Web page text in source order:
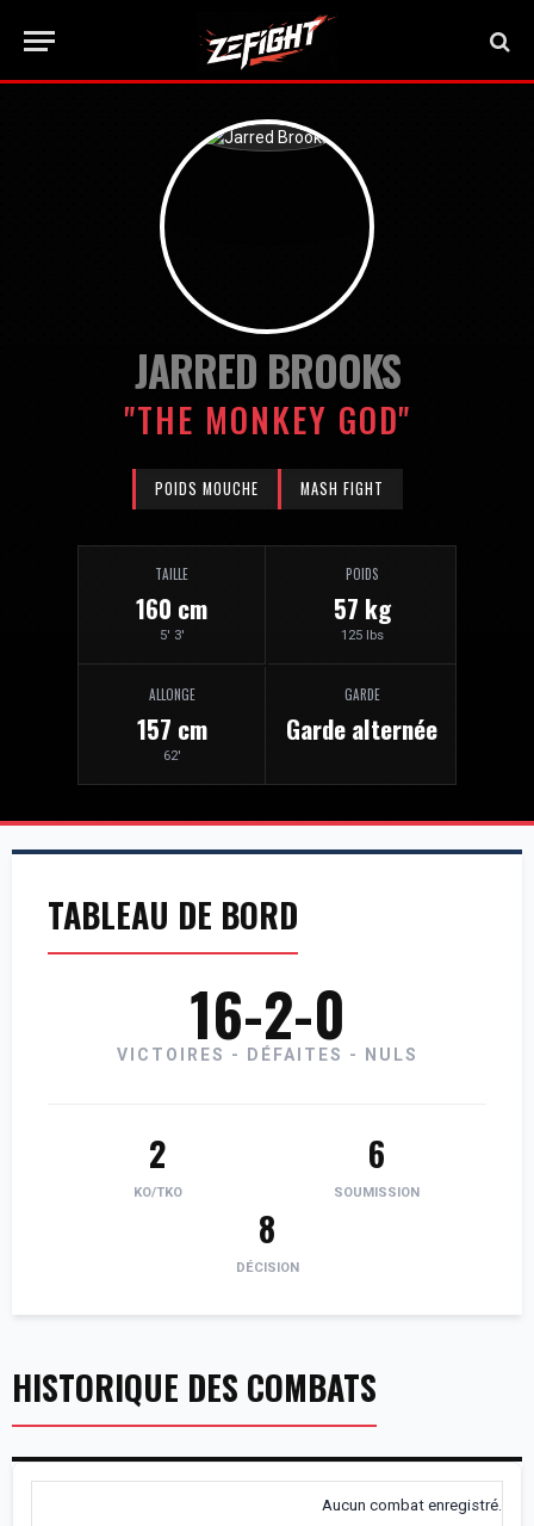
JARRED BROOKS
"THE MONKEY GOD"
POIDS MOUCHE MASH FIGHT
TAILLE
160 cm
5' 3'
POIDS
57 kg
125 lbs
ALLONGE
157 cm
62'
GARDE
Garde alternée
TABLEAU DE BORD
16-2-0
VICTOIRES - DÉFAITES - NULS
2
KO/TKO
6
SOUMISSION
8
DÉCISION
HISTORIQUE DES COMBATS
Aucun combat enregistré.